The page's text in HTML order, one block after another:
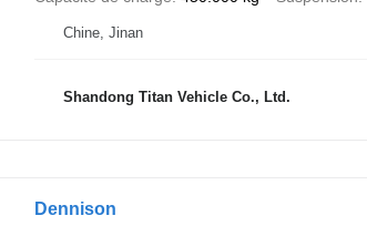
Chine, Jinan
Shandong Titan Vehicle Co., Ltd.
Dennison